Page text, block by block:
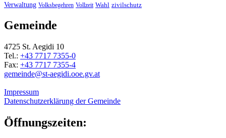
Verwaltung Volksbegehren Vollzeit Wahl zivilschutz
Gemeinde
4725 St. Aegidi 10
Tel.: +43 7717 7355-0
Fax: +43 7717 7355-4
gemeinde@st-aegidi.ooe.gv.at
Impressum
Datenschutzerklärung der Gemeinde
Öffnungszeiten: